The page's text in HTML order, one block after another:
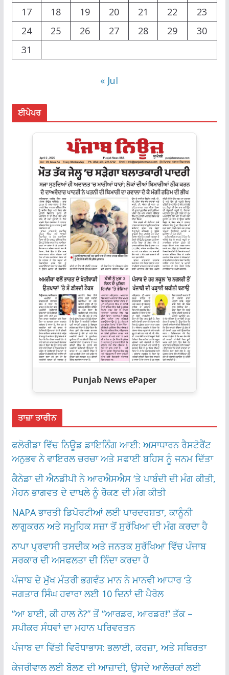
17
18 19 20 21 22
23
24
25 26 27 28 29
30
31
« Jul
ਈਪੇਪਰ
Punjab News ePaper
ਤਾਜ਼ਾ ਤਾਰੀਨ
ਫਲੋਰੀਡਾ ਵਿੱਚ ਨਿਊਡ ਡਾਇਨਿੰਗ ਆਈ: ਅਸਾਧਾਰਨ ਰੈਸਟੋਰੈਂਟ
ਅਨੁਭਵ ਨੇ ਵਾਇਰਲ ਚਰਚਾ ਅਤੇ ਸਫਾਈ ਬਹਿਸ ਨੂੰ ਜਨਮ ਦਿੱਤਾ
ਕੈਨੇਡਾ ਦੀ ਐਨਡੀਪੀ ਨੇ ਆਰਐਸਐਸ ‘ਤੇ ਪਾਬੰਦੀ ਦੀ ਮੰਗ ਕੀਤੀ,
ਮੋਹਨ ਭਾਗਵਤ ਦੇ ਦਾਖਲੇ ਨੂੰ ਰੋਕਣ ਦੀ ਮੰਗ ਕੀਤੀ
NAPA ਭਾਰਤੀ ਡਿਪੋਰਟੀਆਂ ਲਈ ਪਾਰਦਰਸ਼ਤਾ, ਕਾਨੂੰਨੀ
ਲਾਗੂਕਰਨ ਅਤੇ ਸਮੂਹਿਕ ਸਜ਼ਾ ਤੋਂ ਸੁਰੱਖਿਆ ਦੀ ਮੰਗ ਕਰਦਾ ਹੈ
ਨਾਪਾ ਪ੍ਰਵਾਸੀ ਤਸਦੀਕ ਅਤੇ ਜਨਤਕ ਸੁਰੱਖਿਆ ਵਿੱਚ ਪੰਜਾਬ
ਸਰਕਾਰ ਦੀ ਅਸਫਲਤਾ ਦੀ ਨਿੰਦਾ ਕਰਦਾ ਹੈ
ਪੰਜਾਬ ਦੇ ਮੁੱਖ ਮੰਤਰੀ ਭਗਵੰਤ ਮਾਨ ਨੇ ਮਾਨਵੀ ਆਧਾਰ ‘ਤੇ
ਜਗਤਾਰ ਸਿੰਘ ਹਵਾਰਾ ਲਈ 10 ਦਿਨਾਂ ਦੀ ਪੈਰੋਲ
“ਆ ਬਾਈ, ਕੀ ਹਾਲ ਨੇ?” ਤੋਂ “ਆਰਡਰ, ਆਰਡਰ!” ਤੱਕ –
ਸਪੀਕਰ ਸੰਧਵਾਂ ਦਾ ਮਹਾਨ ਪਰਿਵਰਤਨ
ਪੰਜਾਬ ਦਾ ਵਿੱਤੀ ਵਿਰੋਧਾਭਾਸ: ਭਲਾਈ, ਕਰਜ਼ਾ, ਅਤੇ ਸਥਿਰਤਾ
ਕੇਜਰੀਵਾਲ ਲਈ ਬੋਲਣ ਦੀ ਆਜ਼ਾਦੀ, ਉਸਦੇ ਆਲੋਚਕਾਂ ਲਈ